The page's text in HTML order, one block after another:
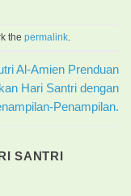
the permalink
Al-Amien Prenduan
Hari Santri dengan
Penampilan.
SANTRI